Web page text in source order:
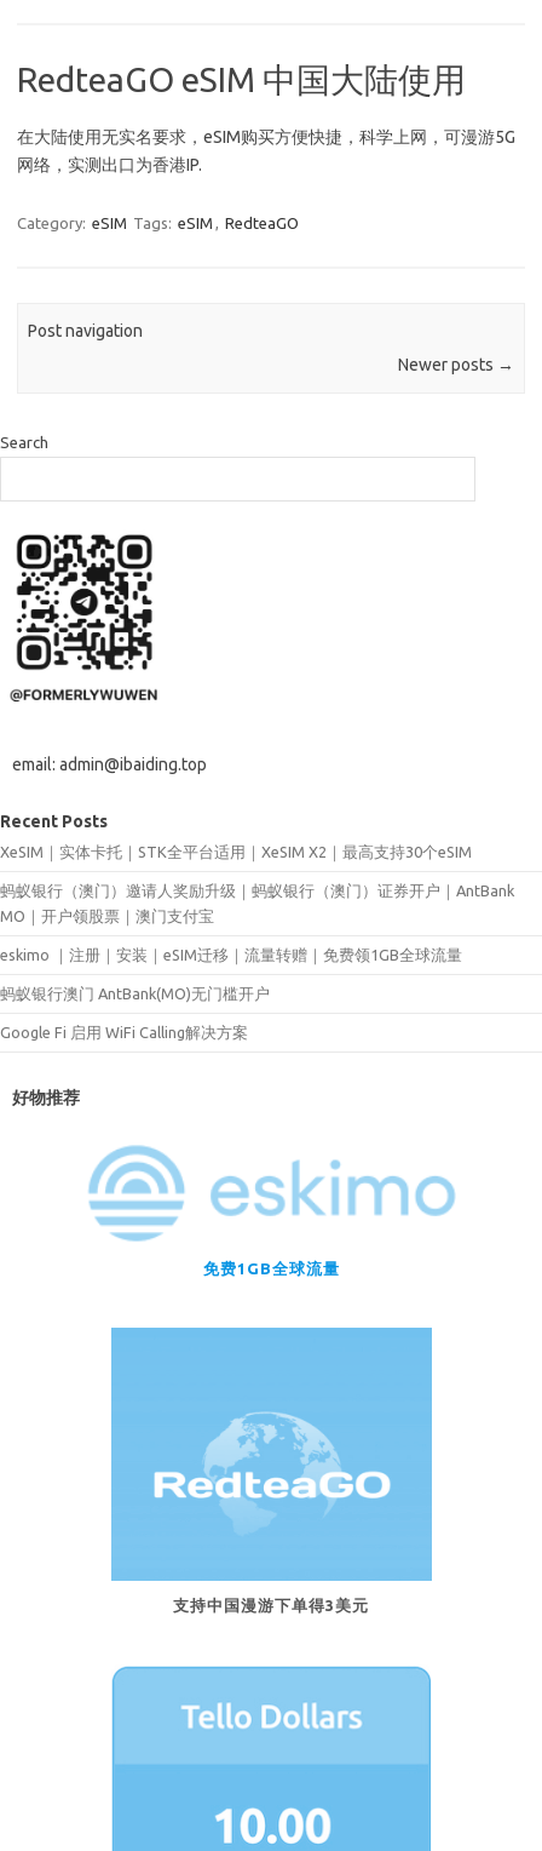
RedteaGO eSIM 中国大陆使用
在大陆使用无实名要求，eSIM购买方便快捷，科学上网，可漫游5G
网络，实测出口为香港IP.
Category: eSIM Tags: eSIM , RedteaGO
Post navigation
Newer posts →
Search
email: admin@ibaiding.top
Recent Posts
XeSIM｜实体卡托｜STK全平台适用｜XeSIM X2｜最高支持30个eSIM
蚂蚁银行（澳门）邀请人奖励升级｜蚂蚁银行（澳门）证券开户｜AntBank
MO｜开户领股票｜澳门支付宝
eskimo ｜注册｜安装｜eSIM迁移｜流量转赠｜免费领1GB全球流量
蚂蚁银行澳门 AntBank(MO)无门槛开户
Google Fi 启用 WiFi Calling解决方案
好物推荐
免费1GB全球流量
支持中国漫游下单得3美元